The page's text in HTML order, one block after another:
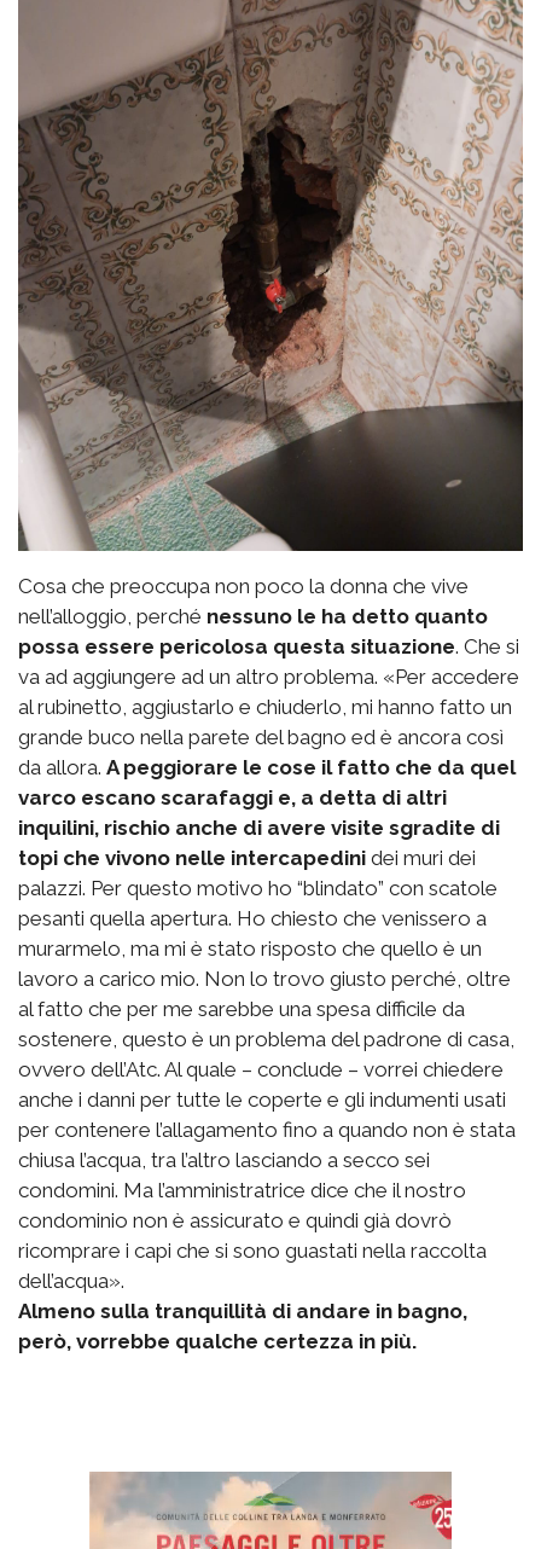
Cosa che preoccupa non poco la donna che vive
nell’alloggio, perché nessuno le ha detto quanto
possa essere pericolosa questa situazione. Che si
va ad aggiungere ad un altro problema. «Per accedere
al rubinetto, aggiustarlo e chiuderlo, mi hanno fatto un
grande buco nella parete del bagno ed è ancora così
da allora. A peggiorare le cose il fatto che da quel
varco escano scarafaggi e, a detta di altri
inquilini, rischio anche di avere visite sgradite di
topi che vivono nelle intercapedini dei muri dei
palazzi. Per questo motivo ho “blindato” con scatole
pesanti quella apertura. Ho chiesto che venissero a
murarmelo, ma mi è stato risposto che quello è un
lavoro a carico mio. Non lo trovo giusto perché, oltre
al fatto che per me sarebbe una spesa difficile da
sostenere, questo è un problema del padrone di casa,
ovvero dell’Atc. Al quale – conclude – vorrei chiedere
anche i danni per tutte le coperte e gli indumenti usati
per contenere l’allagamento fino a quando non è stata
chiusa l’acqua, tra l’altro lasciando a secco sei
condomini. Ma l’amministratrice dice che il nostro
condominio non è assicurato e quindi già dovrò
ricomprare i capi che si sono guastati nella raccolta
dell’acqua».
Almeno sulla tranquillità di andare in bagno,
però, vorrebbe qualche certezza in più.